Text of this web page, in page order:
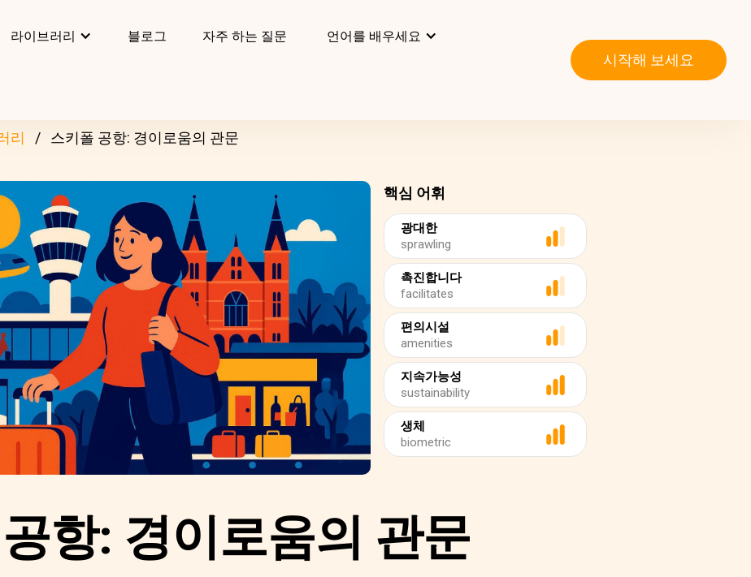
라이브러리 블로그 자주 하는 질문 언어를 배우세요
시작해 보세요
리 스키폴 공항: 경이로움의 관문
핵심 어휘
광대한
sprawling
촉진합니다
facilitates
편의시설
amenities
지속가능성
sustainability
생체
biometric
항: 경이로움의 관문